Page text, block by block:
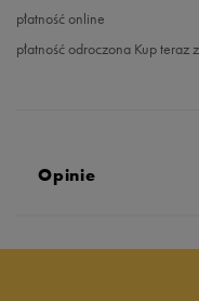
płatność online
płatność odroczona Kup teraz
Opinie